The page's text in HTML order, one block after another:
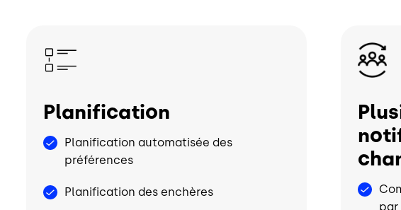
Image
Planification
Planification automatisée des
préférences
Planification des enchères
Image
par